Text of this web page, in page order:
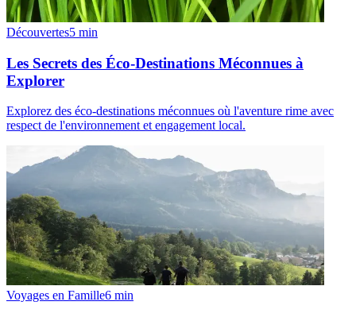
Découvertes5 min
Les Secrets des Éco-Destinations Méconnues à
Explorer
Explorez des éco-destinations méconnues où l'aventure rime avec
respect de l'environnement et engagement local.
Voyages en Famille6 min